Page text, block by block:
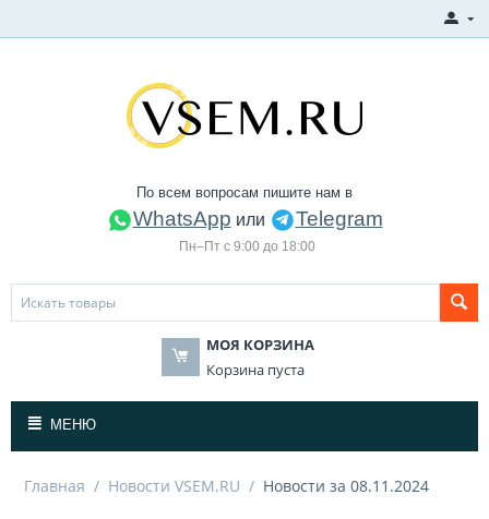
По всем вопросам пишите нам в
WhatsApp или Telegram
Пн–Пт с 9:00 до 18:00
МОЯ КОРЗИНА
Корзина пуста
МЕНЮ
Главная / Новости VSEM.RU / Новости за 08.11.2024